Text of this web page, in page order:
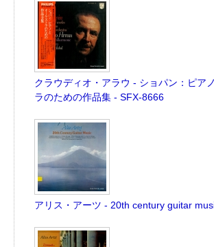
クラウディオ・アラウ - ショパン：ピア
ラのための作品集 - SFX-8666
アリス・アーツ - 20th century guitar